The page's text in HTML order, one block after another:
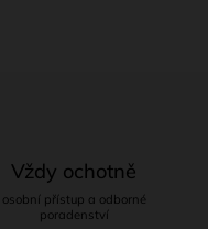
Vždy ochotně
osobní přístup a odborné
poradenství